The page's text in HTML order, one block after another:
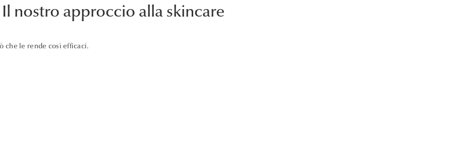
Il nostro approccio alla skincare
che le rende così efficaci.